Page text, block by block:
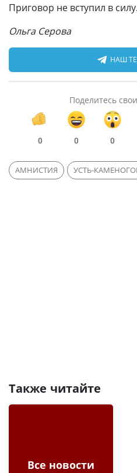
Приговор не вступил в силу.
Ольга Серова
НАШ
Поделитесь
0 0 0
АМНИСТИЯ УСТЬ-
Также читайте
Все новости